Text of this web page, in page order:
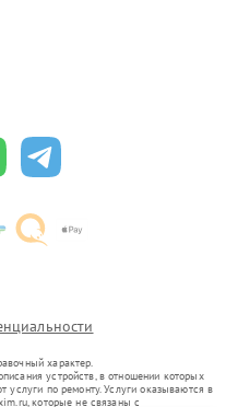
характер.
устройств, в отношении которых
по ремонту. Услуги оказываются в
которые не связаны с